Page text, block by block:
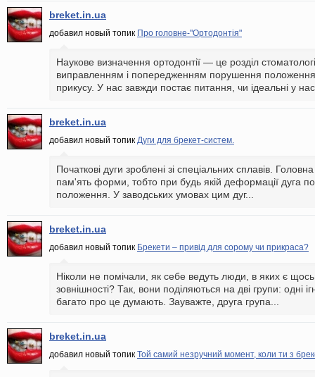
breket.in.ua
добавил новый топик Про головне-"Ортодонтія"
Наукове визначення ортодонтії — це розділ
виправленням і попередженням порушення положення
прикусу. У нас завжди постає питання, чи ідеальні у
breket.in.ua
добавил новый топик Дуги для брекет-систем.
Початкові дуги зроблені зі спеціальних сплавів.
пам'ять форми, тобто при будь якій деформації дуга
положення. У заводських умовах цим дуг...
breket.in.ua
добавил новый топик Брекети – привід для сорому чи прикраса?
Ніколи не помічали, як себе ведуть люди, в яких є
зовнішності? Так, вони поділяються на дві групи: одні
багато про це думають. Зауважте, друга група...
breket.in.ua
добавил новый топик Той самий незручний момент, коли ти з